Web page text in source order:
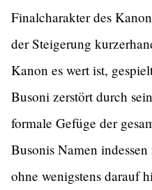
Finalcharakter des
der Steigerung
Kanon es wert ist,
Busoni zerstört durch
formale Gefüge der
Busonis Namen
ohne wenigstens darauf